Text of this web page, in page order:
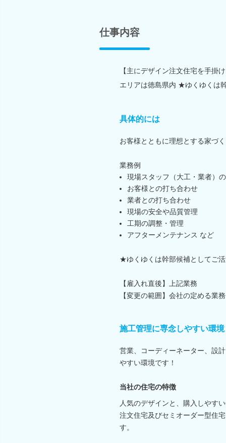
仕事内容
【主にデザイン注文住宅を手掛
エリアは徳島県内 ★ゆくゆくは
具体的には
お客様とともに理想とする家づ
業務例
現場スタッフ（大工・業者）
お客様との打ち合わせ
業者との打ち合わせ
現場の安全や品質管理
工期の調整・管理
アフターメンテナンス など
★ゆくゆくは幹部候補としてご
【雇入れ直後】上記業務
【変更の範囲】会社の定める業
施工管理に専念しやすい環境
営業、コーディーネーター、設
やすい環境です！
当社の住宅の特徴
人気のデザインと、購入しやす
注文住宅及びセミオーダー型住
す。